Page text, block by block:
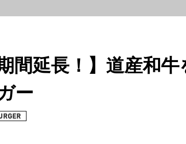
Nango Base
間延長！】道産和
ー